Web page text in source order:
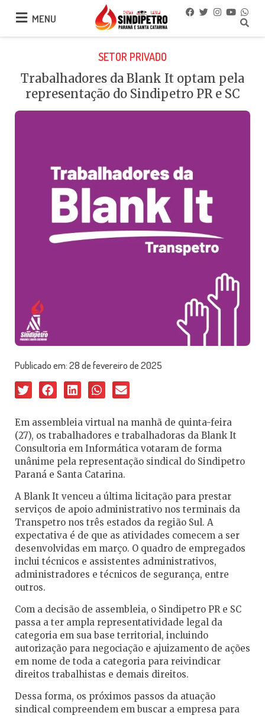
MENU
MENU
SETOR PRIVADO
Trabalhadores da Blank It optam pela
representação do Sindipetro PR e SC
Publicado em:28 de fevereiro de 2025
Em assembleia virtual na manhã de quinta-feira
(27), os trabalhadores e trabalhadoras da Blank It
Consultoria em Informática votaram de forma
unânime pela representação sindical do Sindipetro
Paraná e Santa Catarina.
A Blank It venceu a última licitação para prestar
serviços de apoio administrativo nos terminais da
Transpetro nos três estados da região Sul. A
expectativa é de que as atividades comecem a ser
desenvolvidas em março. O quadro de empregados
inclui técnicos e assistentes administrativos,
administradores e técnicos de segurança, entre
outros.
Com a decisão de assembleia, o Sindipetro PR e SC
passa a ter ampla representatividade legal da
categoria em sua base territorial, incluindo
autorização para negociação e ajuizamento de ações
em nome de toda a categoria para reivindicar
direitos trabalhistas e demais direitos.
Dessa forma, os próximos passos da atuação
sindical compreendem em buscar a empresa para